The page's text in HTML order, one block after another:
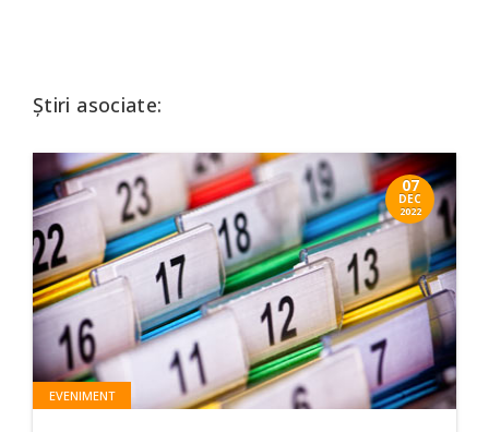
Știri asociate:
07
DEC
2022
EVENIMENT